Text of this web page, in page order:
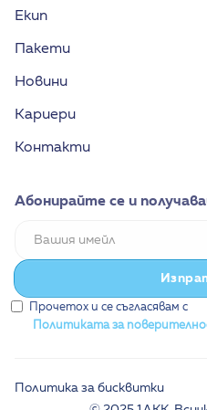
Екип
Пакети
Новини
Кариери
Контакти
Абонирайте се и
Прочетох и се съгласявам с
Политиката за
Политика за бисквитки